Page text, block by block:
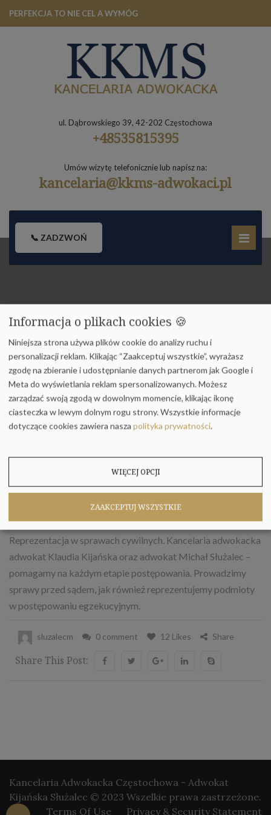
PERFEKCJA TO NIE CEL A WYMÓG
ul. Dąbrowskiego 39, 42-202 Częstochowa
+48535815395
Umów wizytę telefonicznie lub napisz na:
kancelaria@kkms-adwokaci.pl
📞 ZADZWOŃ
PRAWO CYWILNE - KANCELARIA
ADWOKACKA KKMS
Home Specjalizacja Prawo cywilne
Reprezentacja w sprawach cywilnych. Kancelaria adwokacka
adwokat Klaudia Kijańska oraz adwokat Michał Służalec –
pomagamy na każdym etapie postępowania. Prowadzimy
sprawy przed sądem, jak również reprezentujemy podmioty
w postępowaniu egzekucyjnym.
sluzalecm 0 comment 12 Likes Share
Share This Post:
Kancelaria Adwokacka Częstochowa - Adwokat
Kijańska Służalec © 2023 Wszelkie prawa zastrzeżone.
Terms Of Use
Privacy & Security Statement
Informacja o plikach cookies 🍪
Niniejsza strona używa plików cookie do analizy ruchu i
personalizacji reklam. Klikając “Zaakceptuj wszystkie”, wyrażasz
zgodę na zbieranie i udostępnianie danych partnerom jak Google i
Meta do wyświetlania reklam spersonalizowanych. Możesz
zarządzać swoją zgodą w dowolnym momencie, klikając ikonę
ciasteczka w lewym dolnym rogu strony.Wszystkie informacje
dotyczące cookies zawiera nasza polityka prywatności.
WIĘCEJ OPCJI
ZAAKCEPTUJ WSZYSTKIE